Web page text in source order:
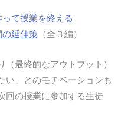
て授業を終える
の延伸策 （全３編）
最終的なアウトプット）
い」とのモチベーションも
回の授業に参加する生徒